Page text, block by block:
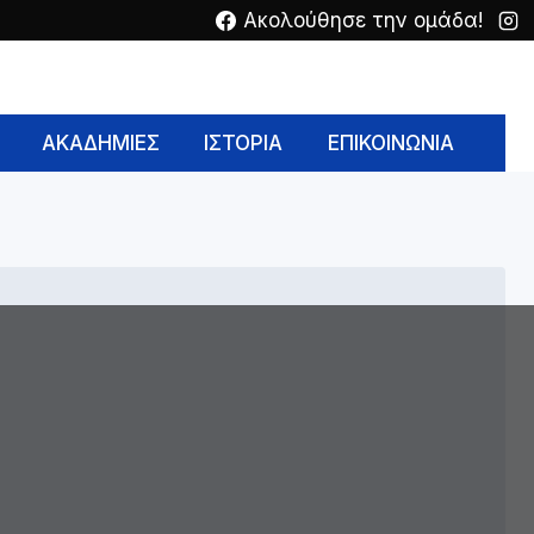
Ακολούθησε την ομάδα!
ΑΚΑΔΗΜΙΕΣ ΙΣΤΟΡΙΑ ΕΠΙΚΟΙΝΩΝΙΑ